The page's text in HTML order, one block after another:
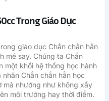
Trong Giáo Dục
giáo dục Chắn chắn hẳn
mê say. Chúng ta Chắn
một khối hệ thống học hành
Chắn chắn hẳn học
mà nhường như không xẩy
môi trường hay thời điểm.